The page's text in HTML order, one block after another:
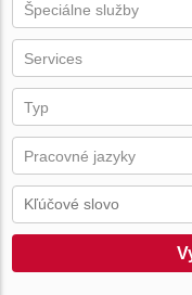
Špeciálne služby
Services
Typ
Pracovné jazyky